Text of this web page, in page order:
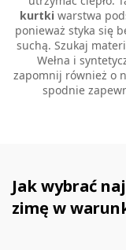
kurtki warstwa
ponieważ styka się
suchą. Szukaj
Wełna i
zapomnij również o
spodnie
Jak wybrać
zimę w